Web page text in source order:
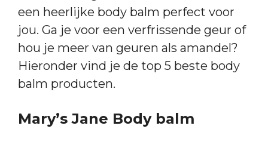
een heerlijke body balm perfect voor
jou. Ga je voor een verfrissende geur of
hou je meer van geuren als amandel?
Hieronder vind je de top 5 beste body
balm producten.
Mary’s Jane Body balm